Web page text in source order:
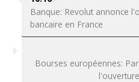
Banque: Revolut annonce
bancaire en France
Bourses européennes: